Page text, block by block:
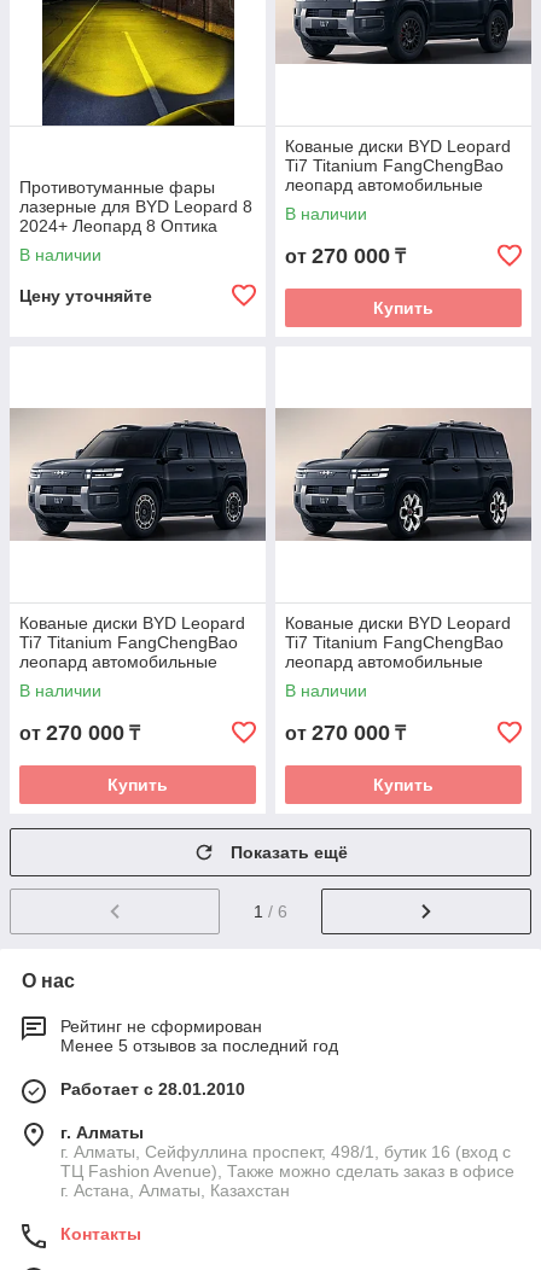
Противотуманные фары
лазерные для BYD Leopard 8
2024+ Леопард 8 Оптика
Противотуманки
В наличии
Цену уточняйте
Кованые диски BYD Leopard
Ti7 Titanium FangChengBao
леопард автомобильные
диски колеса ковка диск
В наличии
от 270 000 ₸
Купить
Кованые диски BYD Leopard
Ti7 Titanium FangChengBao
леопард автомобильные
диски колеса ковка диск
В наличии
от 270 000 ₸
Купить
Кованые диски BYD Leopard
Ti7 Titanium FangChengBao
леопард автомобильные
диски колеса ковка диск
В наличии
от 270 000 ₸
Купить
Показать ещё
1 / 6
О нас
Рейтинг не сформирован
Менее 5 отзывов за последний год
Работает с 28.01.2010
г. Алматы
г. Алматы, Сейфуллина проспект, 498/1, бутик 16 (вход с
ТЦ Fashion Avenue), Также можно сделать заказ в офисе
г. Астана, Алматы, Казахстан
Контакты